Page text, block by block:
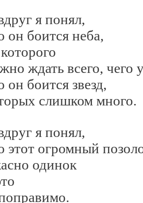
я понял,
боится неба,
ждать всего, чего
боится звезд,
слишком много.
я понял,
огромный
одинок